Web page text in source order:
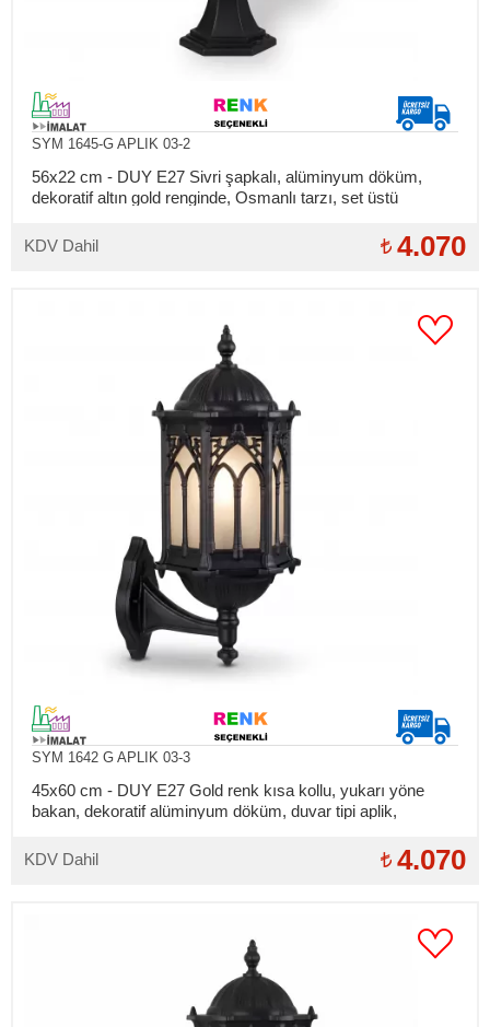
SYM 1645-G APLIK 03-2
56x22 cm - DUY E27 Sivri şapkalı, alüminyum döküm,
dekoratif altın gold renginde, Osmanlı tarzı, set üstü
KDV Dahil
4.070
SYM 1642 G APLIK 03-3
45x60 cm - DUY E27 Gold renk kısa kollu, yukarı yöne
bakan, dekoratif alüminyum döküm, duvar tipi aplik,
KDV Dahil
4.070